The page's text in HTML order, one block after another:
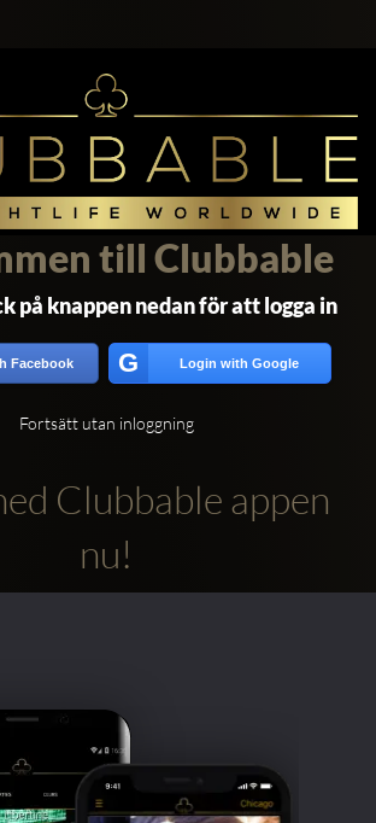
till Clubbable
på knappen nedan för att logga in
Facebook G Login with Google
Fortsätt utan inloggning
Clubbable appen
nu!